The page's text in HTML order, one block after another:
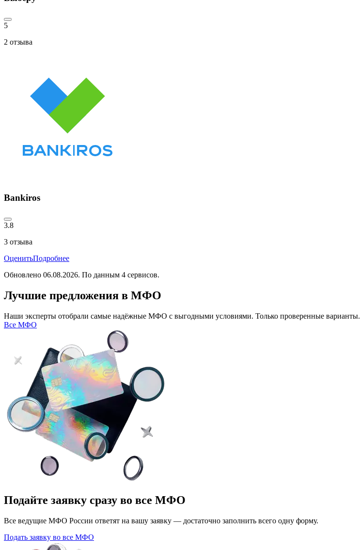
5
2 отзыва
Bankiros
3.8
3 отзыва
ОценитьПодробнее
Обновлено 06.08.2026. По данным 4 сервисов.
Лучшие предложения в МФО
Наши эксперты отобрали самые надёжные МФО с выгодными условиями. Только проверенные варианты.
Все МФО
Подайте заявку сразу во все МФО
Все ведущие МФО России ответят на вашу заявку — достаточно заполнить всего одну форму.
Подать заявку во все МФО